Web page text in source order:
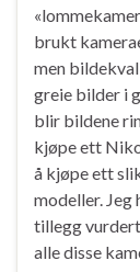
brukt
men
greie bilder i
blir bildene
kjøpe ett
å kjøpe ett
modeller. Jeg
tillegg
alle disse